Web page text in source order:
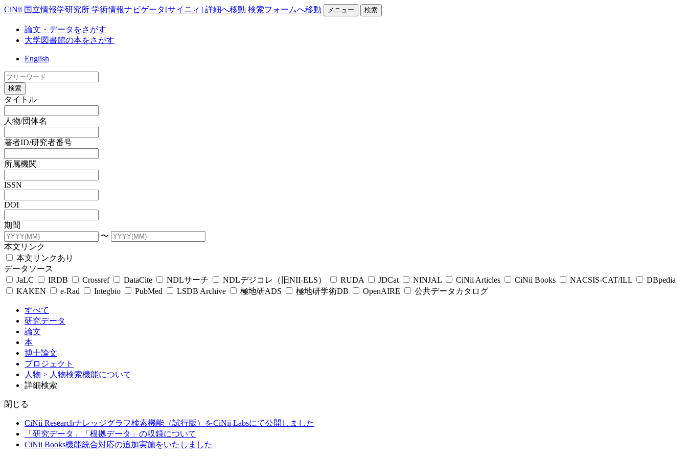
CiNii 国立情報学研究所 学術情報ナビゲータ[サイニィ] 詳細へ移動 検索フォームへ移動 メニュー 検索
論文・データをさがす
大学図書館の本をさがす
English
検索
タイトル
人物/団体名
著者ID/研究者番号
所属機関
ISSN
DOI
期間
〜
本文リンク
本文リンクあり
データソース
JaLC
IRDB Crossref DataCite NDLサーチ NDLデジコレ（旧NII-ELS） RUDA JDCat NINJAL CiNii Articles CiNii Books NACSIS-CAT/ILL
DBpedia
KAKEN
e-Rad Integbio PubMed LSDB Archive 極地研ADS 極地研学術DB OpenAIRE 公共データカタログ
すべて
研究データ
論文
本
博士論文
プロジェクト
人物 > 人物検索機能について
詳細検索
閉じる
CiNii Researchナレッジグラフ検索機能（試行版）をCiNii Labsにて公開しました
「研究データ」「根拠データ」の収録について
CiNii Books機能統合対応の追加実施をいたしました